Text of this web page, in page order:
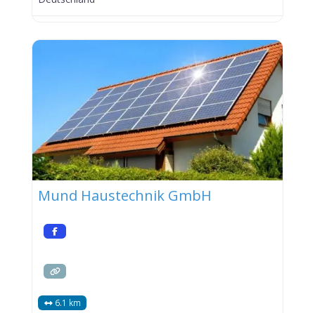
Mund Haustechnik GmbH
6.1 km